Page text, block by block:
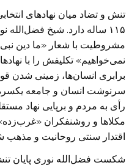
تنش و تضاد میان نهادهای
۱۱۵ ساله دارد. شیخ
مشروطیت با شعار «ما دین
نمی‌خواهیم» تکلیفش را با
برابری انسان‌ها، زمینی شدن
سرنوشت انسان و جامعه
رأی به مردم و برپایی نهاد
مکلاها و روشنفکران
اقتدار سنتی روحانیت و مذهب
شکست فضل‌الله نوری پایان